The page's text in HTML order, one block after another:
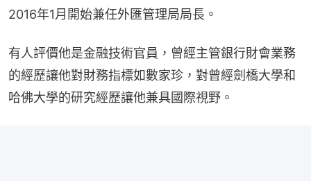
2016年1月開始兼任外匯管理局局長。
有人評價他是金融技術官員，曾經主管銀行財會業務
的經歷讓他對財務指標如數家珍，對曾經劍橋大學和
哈佛大學的研究經歷讓他兼具國際視野。